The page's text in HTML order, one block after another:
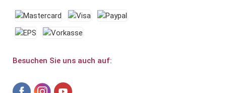
Besuchen Sie uns auch auf: